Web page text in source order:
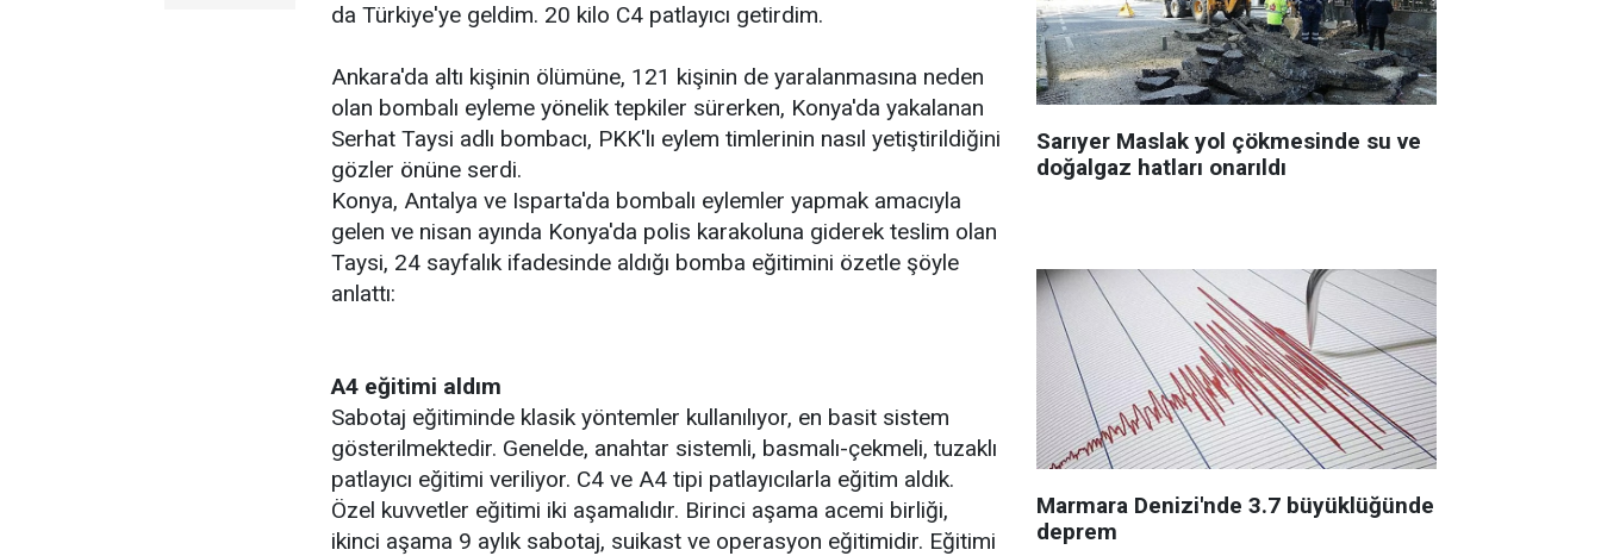
da Türkiye'ye geldim. 20 kilo C4 patlayıcı getirdim.
Ankara'da altı kişinin ölümüne, 121 kişinin de yaralanmasına neden
olan bombalı eyleme yönelik tepkiler sürerken, Konya'da yakalanan
Serhat Taysi adlı bombacı, PKK'lı eylem timlerinin nasıl yetiştirildiğini
gözler önüne serdi.
Konya, Antalya ve Isparta'da bombalı eylemler yapmak amacıyla
gelen ve nisan ayında Konya'da polis karakoluna giderek teslim olan
Taysi, 24 sayfalık ifadesinde aldığı bomba eğitimini özetle şöyle
anlattı:
A4 eğitimi aldım
Sabotaj eğitiminde klasik yöntemler kullanılıyor, en basit sistem
gösterilmektedir. Genelde, anahtar sistemli, basmalı-çekmeli, tuzaklı
patlayıcı eğitimi veriliyor. C4 ve A4 tipi patlayıcılarla eğitim aldık.
Özel kuvvetler eğitimi iki aşamalıdır. Birinci aşama acemi birliği,
ikinci aşama 9 aylık sabotaj, suikast ve operasyon eğitimidir. Eğitimi
Sarıyer Maslak yol çökmesinde su ve
doğalgaz hatları onarıldı
Marmara Denizi'nde 3.7 büyüklüğünde
deprem